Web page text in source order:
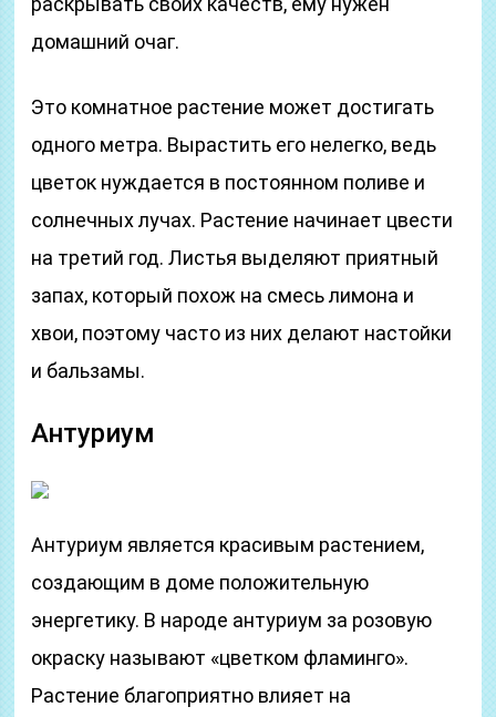
домашний очаг.
Это комнатное растение может достигать
одного метра. Вырастить его нелегко, ведь
цветок нуждается в постоянном поливе и
солнечных лучах. Растение начинает цвести
на третий год. Листья выделяют приятный
запах, который похож на смесь лимона и
хвои, поэтому часто из них делают настойки
и бальзамы.
Антуриум
Антуриум является красивым растением,
создающим в доме положительную
энергетику. В народе антуриум за розовую
окраску называют «цветком фламинго».
Растение благоприятно влияет на